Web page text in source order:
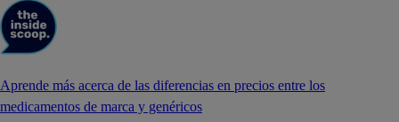
Aprende más acerca de las diferencias en precios entre los
medicamentos de marca y genéricos